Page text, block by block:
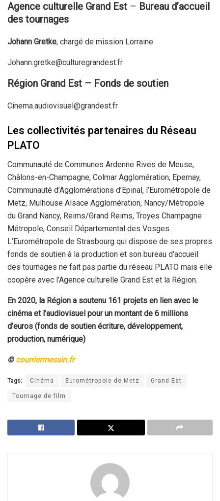
Agence culturelle Grand Est – Bureau d’accueil
des tournages
Johann Gretke, chargé de mission Lorraine
Johann.gretke@culturegrandest.fr
Région Grand Est – Fonds de soutien
Cinema.audiovisuel@grandest.fr
Les collectivités partenaires du Réseau
PLATO
Communauté de Communes Ardenne Rives de Meuse,
Châlons-en-Champagne, Colmar Agglomération, Epernay,
Communauté d’Agglomérations d’Epinal, l’Eurométropole de
Metz, Mulhouse Alsace Agglomération, Nancy/Métropole
du Grand Nancy, Reims/Grand Reims, Troyes Champagne
Métropole, Conseil Départemental des Vosges.
L’Eurométropole de Strasbourg qui dispose de ses propres
fonds de soutien à la production et son bureau d’accueil
des tournages ne fait pas partie du réseau PLATO mais elle
coopère avec l’Agence culturelle Grand Est et la Région.
En 2020, la Région a soutenu 161 projets en lien avec le
cinéma et l’audiovisuel pour un montant de 6 millions
d’euros (fonds de soutien écriture, développement,
production, numérique)
© courriermessin.fr
Tags: Cinéma Eurométropole de Metz
Grand Est
Tournage de film